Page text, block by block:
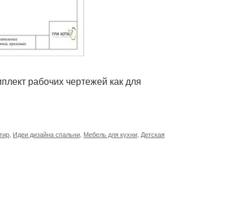
рабочих чертежей как для
Идеи дизайна спальни Мебель для кухни Детская